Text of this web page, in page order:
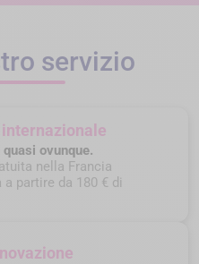
servizio
ovunque.
nella Francia
partire da 180 € di